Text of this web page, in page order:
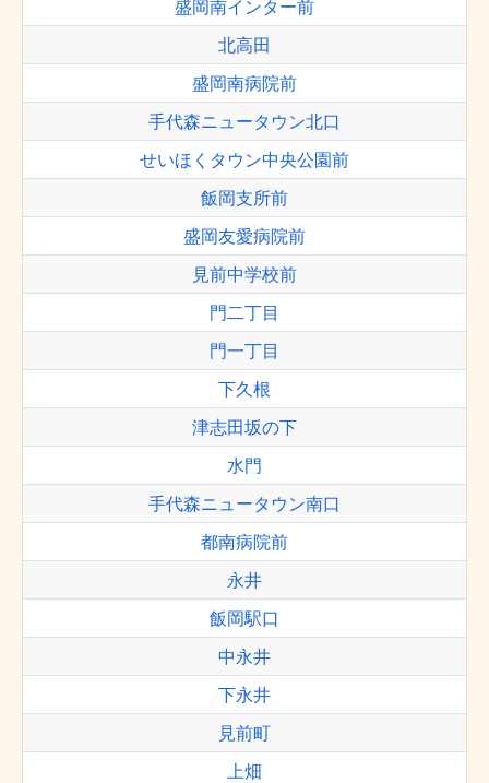
盛岡南インター前
北高田
盛岡南病院前
手代森ニュータウン北口
せいほくタウン中央公園前
飯岡支所前
盛岡友愛病院前
見前中学校前
門二丁目
門一丁目
下久根
津志田坂の下
水門
手代森ニュータウン南口
都南病院前
永井
飯岡駅口
中永井
下永井
見前町
上畑